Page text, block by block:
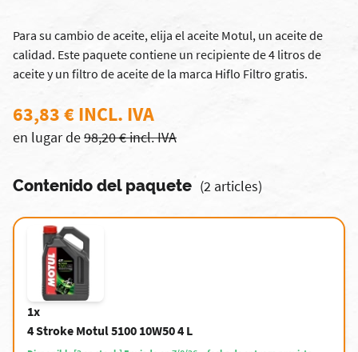
Para su cambio de aceite, elija el aceite Motul, un aceite de
calidad. Este paquete contiene un recipiente de 4 litros de
aceite y un filtro de aceite de la marca Hiflo Filtro gratis.
63,83 € INCL. IVA
en lugar de98,20 € incl. IVA
Contenido del paquete (2 articles)
1x
4 Stroke Motul 5100 10W50 4 L